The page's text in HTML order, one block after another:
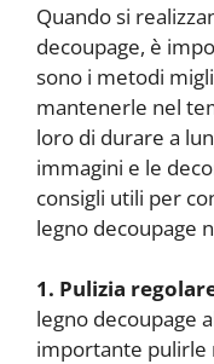
Quando si
decoupage, è
sono i metodi
mantenerle nel
loro di durare a
immagini e le
consigli utili per
legno decoupage
1. Pulizia
legno decoupage
importante pulirle